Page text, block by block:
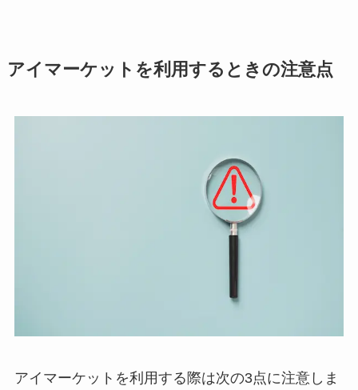
アイマーケットを利用するときの注意点
アイマーケットを利用する際は次の3点に注意しま